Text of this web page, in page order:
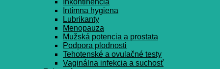
Inkontinencia
Intímna hygiena
Lubrikanty
Menopauza
Mužská potencia a prostata
Podpora plodnosti
Tehotenské a ovulačné testy
Vaginálna infekcia a suchosť